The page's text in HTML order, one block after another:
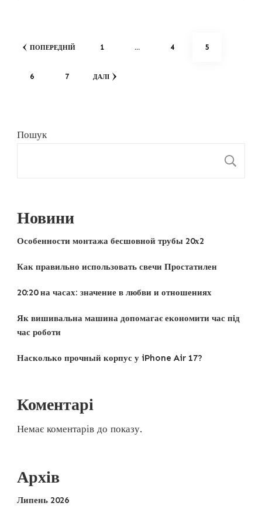
Навігація
ПОПЕРЕДНІЙ СТОРІНКА
1 … СТОРІНКА
4 СТОРІНКА
5
СТОРІНКА
6 СТОРІНКА
7 ДАЛІ
Пошук
Новини
Особенности монтажа бесшовной трубы 20х2
Как правильно использовать свечи Простатилен
20:20 на часах: значение в любви и отношениях
Як вишивальна машина допомагає економити час під
час роботи
Насколько прочный корпус у iPhone Air 17?
Коментарі
Немає коментарів до показу.
Архів
Липень 2026